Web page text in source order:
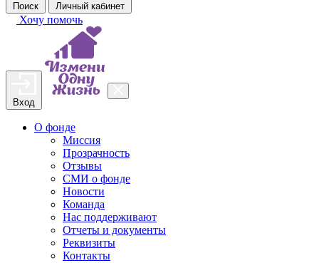
Поиск Личный кабинет
Хочу помочь
Вход
О фонде
Миссия
Прозрачность
Отзывы
СМИ о фонде
Новости
Команда
Нас поддерживают
Отчеты и документы
Реквизиты
Контакты